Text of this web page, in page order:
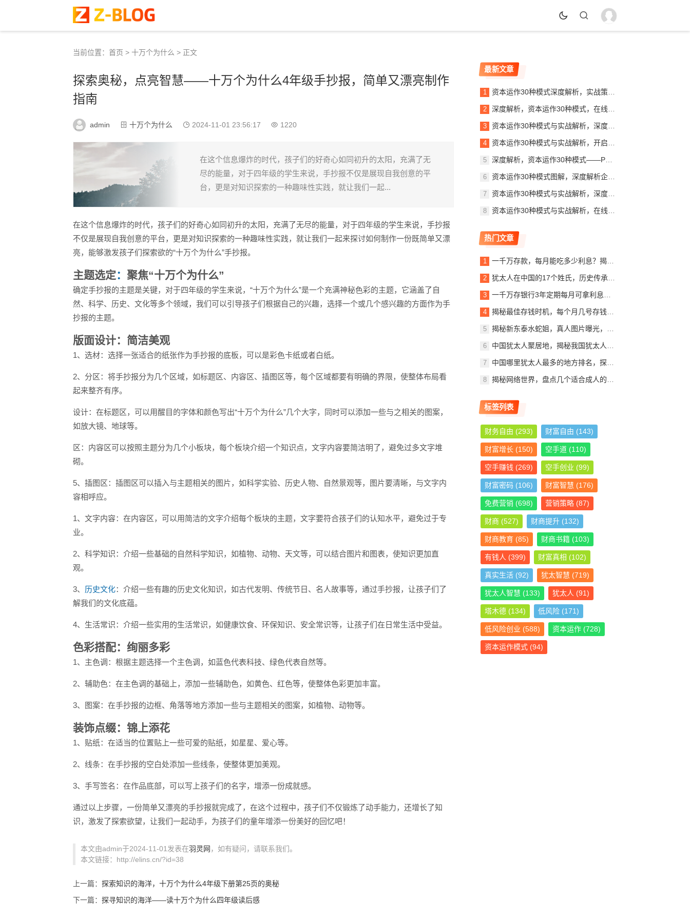
当前位置： 首页 > 十万个为什么 > 正文
探索奥秘，点亮智慧——十万个为什么4年级手抄报，简单又漂亮制作
指南
admin 十万个为什么 2024-11-01 23:56:17 1220
在这个信息爆炸的时代，孩子们的好奇心如同初升的太阳，充满了无
尽的能量，对于四年级的学生来说，手抄报不仅是展现自我创意的平
台，更是对知识探索的一种趣味性实践，就让我们一起...
在这个信息爆炸的时代，孩子们的好奇心如同初升的太阳，充满了无尽的能量，对于四年级的学生来说，手抄报
不仅是展现自我创意的平台，更是对知识探索的一种趣味性实践，就让我们一起来探讨如何制作一份既简单又漂
亮，能够激发孩子们探索欲的“十万个为什么”手抄报。
主题选定： 聚焦“十万个为什么”
确定手抄报的主题是关键，对于四年级的学生来说，“十万个为什么”是一个充满神秘色彩的主题，它涵盖了自
然、科学、历史、文化等多个领域，我们可以引导孩子们根据自己的兴趣，选择一个或几个感兴趣的方面作为手
抄报的主题。
版面设计：简洁美观
1、选材：选择一张适合的纸张作为手抄报的底板，可以是彩色卡纸或者白纸。
2、分区：将手抄报分为几个区域，如标题区、内容区、插图区等，每个区域都要有明确的界限，使整体布局看
起来整齐有序。
设计：在标题区，可以用醒目的字体和颜色写出“十万个为什么”几个大字，同时可以添加一些与之相关的图案，
如放大镜、地球等。
区：内容区可以按照主题分为几个小板块，每个板块介绍一个知识点，文字内容要简洁明了，避免过多文字堆
砌。
5、插图区：插图区可以插入与主题相关的图片，如科学实验、历史人物、自然景观等，图片要清晰，与文字内
容相呼应。
1、文字内容：在内容区，可以用简洁的文字介绍每个板块的主题，文字要符合孩子们的认知水平，避免过于专
业。
2、科学知识：介绍一些基础的自然科学知识，如植物、动物、天文等，可以结合图片和图表，使知识更加直
观。
3、 历史文化：介绍一些有趣的历史文化知识，如古代发明、传统节日、名人故事等，通过手抄报，让孩子们了
解我们的文化底蕴。
4、生活常识：介绍一些实用的生活常识，如健康饮食、环保知识、安全常识等，让孩子们在日常生活中受益。
色彩搭配：绚丽多彩
1、主色调：根据主题选择一个主色调，如蓝色代表科技、绿色代表自然等。
2、辅助色：在主色调的基础上，添加一些辅助色，如黄色、红色等，使整体色彩更加丰富。
3、图案：在手抄报的边框、角落等地方添加一些与主题相关的图案，如植物、动物等。
装饰点缀：锦上添花
1、贴纸：在适当的位置贴上一些可爱的贴纸，如星星、爱心等。
2、线条：在手抄报的空白处添加一些线条，使整体更加美观。
3、手写签名：在作品底部，可以写上孩子们的名字，增添一份成就感。
通过以上步骤，一份简单又漂亮的手抄报就完成了，在这个过程中，孩子们不仅锻炼了动手能力，还增长了知
识，激发了探索欲望，让我们一起动手，为孩子们的童年增添一份美好的回忆吧！
本文由admin于2024-11-01发表在羽灵网 ，如有疑问，请联系我们。
本文链接：http://elins.cn/?id=38
上一篇： 探索知识的海洋，十万个为什么4年级下册第25页的奥秘
下一篇： 探寻知识的海洋——读十万个为什么四年级读后感
最新文章
资本运作30种模式深度解析，实战策略与案例分析，资本运作30大模式揭秘，实战策略与案例精析
深度解析，资本运作30种模式，在线阅读指南助力企业腾飞，揭秘资本奥秘，30种资本运作模式深度解析指南
资本运作30种模式与实战解析，深度解读PDF秘籍，助你掌握财富增长之道，揭秘资本运作30大模式，实战解析PDF秘籍，财富增长之道全解析
资本运作30种模式与实战解析，开启财富之门，资本运作30大策略揭秘，实战解析，开启你的财富之门
深度解析，资本运作30种模式——PDF免费下载指南，揭秘资本运作30大模式，免费PDF下载指南
资本运作30种模式图解，深度解析企业财富增值的秘密武器，解码企业财富增值，资本运作30种模式深度解析图解
资本运作30种模式与实战解析，深度解读商业资本的奥秘，揭秘资本奥秘，30种资本运作模式实战解析
资本运作30种模式与实战解析，在线阅读，掌握财富密码！，揭秘财富密码，资本运作30种模式深度解析
热门文章
一千万存款，每月能吃多少利息？揭秘银行利息收入背后的秘密
犹太人在中国的17个姓氏，历史传承与文化交融，犹太人在中国的姓氏传承与文化交融概览
一千万存银行3年定期每月可拿利息多少？详解定期存款收益计算
揭秘最佳存钱时机，每个月几号存钱最划算？
揭秘新东泰水蛇姐，真人图片曝光，美貌与实力并存
中国犹太人聚居地，揭秘我国犹太人最多的城市，中国犹太人聚居地探秘，揭秘我国犹太人口最多的城市
中国哪里犹太人最多的地方排名，探寻东方的以色列社区，东方犹太人聚集地，中国犹太人数量最多地区揭秘
揭秘网络世界，盘点几个适合成人的优质网站推荐
标签列表
财务自由 (293) 财富自由 (143)
财富增长 (150) 空手道 (110)
空手赚钱 (269) 空手创业 (99)
财富密码 (106) 财富智慧 (176)
免费营销 (698) 营销策略 (87)
财商 (527) 财商提升 (132)
财商教育 (85) 财商书籍 (103)
有钱人 (399) 财富真相 (102)
真实生活 (92) 犹太智慧 (719)
犹太人智慧 (133) 犹太人 (91)
塔木德 (134) 低风险 (171)
低风险创业 (588) 资本运作 (728)
资本运作模式 (94)